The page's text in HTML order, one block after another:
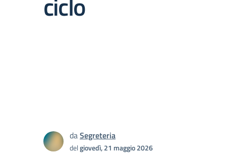
daSegreteria
delgiovedì, 21 maggio 2026